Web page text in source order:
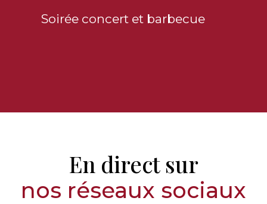
Soirée concert et barbecue
En direct sur
nos réseaux sociaux